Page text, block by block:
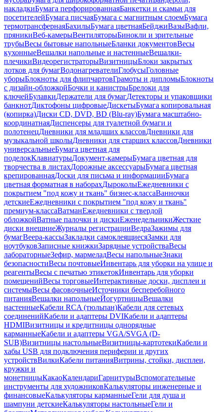
накладкиБумага перфорированнаяБанкетки и скамьи для
посетителейБумага писчаяБумага с магнитным слоемБумага
термотрансфернаяБахилыБумага цветнаяБейджиВазыВафли,
пряникиВеб-камерыВентиляторыБинокли и зрительные
трубыВесы бытовые напольныеБланки документовВесы
кухонныеВешалки напольные и настенныеВешалки-
плечикиВидеорегистраторыВизитницыБлоки закрытых
лотков для бумагВодонагревателиГлобусыГоловные
уборыБлокноты для флипчартовГрамоты и дипломыБлокноты
с дизайн-обложкойБочки и канистрыБрелоки для
ключейБулавкиДержатели для бумагДетекторы и упаковщики
банкнотДиктофоны цифровыеДискетыБумага копировальная
(копирка)Диски CD, DVD, BD (Blu-ray)Бумага масштабно-
координатнаяДиспенсеры для туалетной бумаги и
полотенецДневники для младших классовДневники для
музыкальной школыДневники для старших классовДневники
универсальныеБумага цветная для
поделокКлавиатурыДокумент-камерыБумага цветная для
творчества в листахДорожные аксессуарыБумага цветная
крепированнаяДоски для письма и информацииБумага
цветная форматная в наборахДыроколыЕжедневники с
покрытием "под кожу и ткань" бизнес-классаВанночки
детскиеЕжедневники с покрытием "под кожу и ткань"
премиум-классаВатманЕжедневники с твердой
обложкойВатные палочки и дискиЕженедельникиЖесткие
диски внешниеЖурналы регистрацииВедраЗажимы для
бумагВеера-кассыЗакладки самоклеящиесяЗамки для
ноутбуковЗаписные книжкиЗарядные устройстваВесы
лабораторныеЗефир, мармеладВесы напольныеЗнаки
безопасностиВесы почтовыеИнвентарь для уборки на улице и
реагентыВесы с печатью этикетокИнвентарь для уборки
помещенийВесы торговыеИнтерактивные доски, дисплеи и
системыВесы фасовочныеИсточники бесперебойного
питанияВешалки напольныеЙогуртницыВешалки
настенныеКабели RCA (тюльпан)Кабели для сетевых
соединенийКабели и адаптеры DVIКабели и адаптеры
HDMIВизитницы и кредитницы однорядные
карманныеКабели и адаптеры VGA/SVGA (D-
SUB)Визитницы настольныеВизитницы-картотекиКабели и
хабы USB для подключения периферии и других
устройствВилкиКабели питанияВитрины, стойки, дисплеи,
кружки и
монетницыКакаоКалендариГарнитурыВспомогательные
инструменты для художниковКалькуляторы инженерные и
финансовыеКалькуляторы карманныеГели для душа и
шампуни детскиеКалькуляторы настольныеГели и